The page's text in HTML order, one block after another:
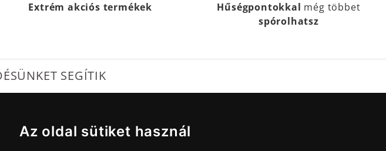
Az oldal sütiket használ
Extrém akciós termékek Hűségpontokkal még többet
spórolhatsz
SEGÍTIK